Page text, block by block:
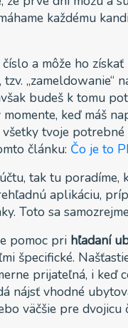
každému
a môže ho získať
„zameldowanie“
budeš k tomu
keď máš
tvoje potrebné
článku: Čo je to
tak tu poradíme,
aplikáciu,
Toto sa
pomoc pri hľadaní
špecifické.
prijateľná, i keď
nájsť vhodné
väčšie pre dvojicu